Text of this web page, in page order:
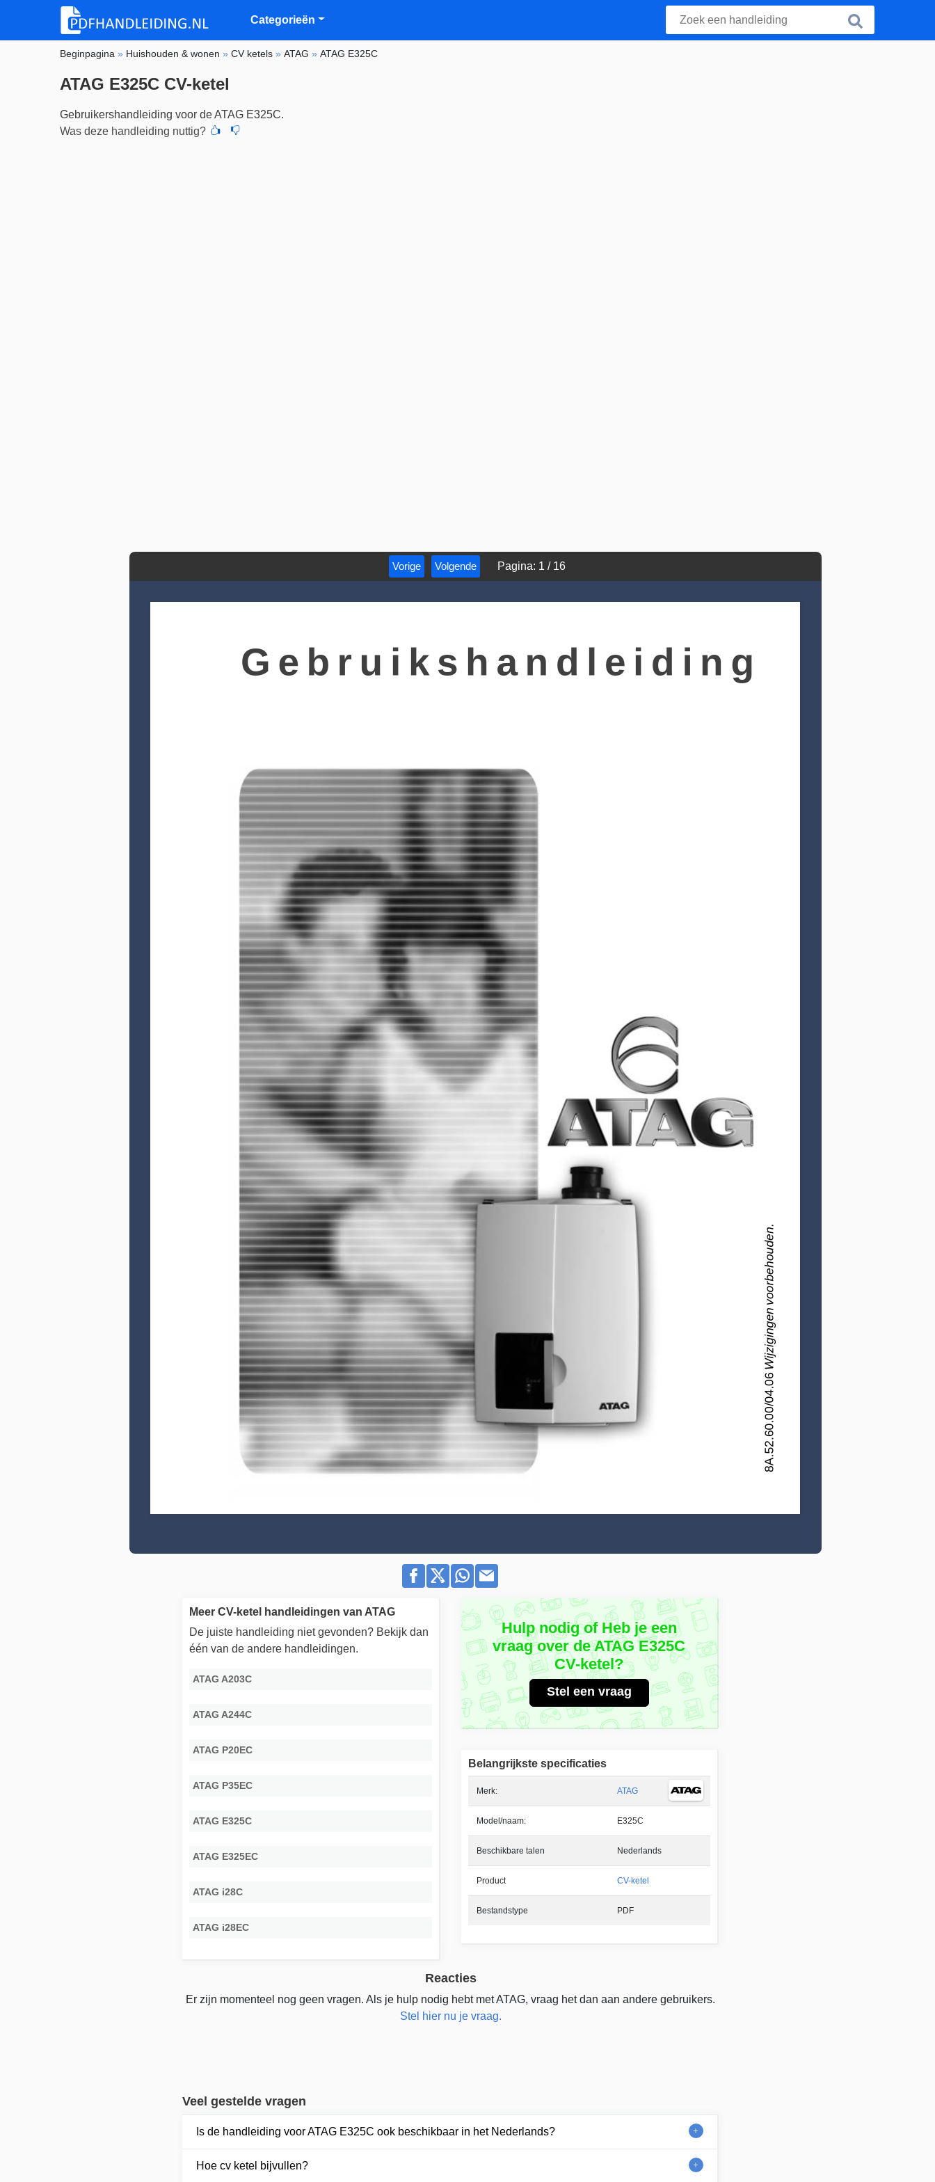
Categorieën
Beginpagina » Huishouden & wonen »CV ketels »ATAG »ATAG E325C
ATAG E325C CV-ketel
Gebruikershandleiding voor de ATAG E325C.
Was deze handleiding nuttig?
Vorige Volgende Pagina: 1 / 16
Hulp nodig of Heb je een
vraag over de ATAG E325C
CV-ketel?
Stel een vraag
Belangrijkste specificaties
Merk: ATAG
Model/naam: E325C
Beschikbare talen Nederlands
Product CV-ketel
Bestandstype PDF
Meer CV-ketel handleidingen van ATAG
De juiste handleiding niet gevonden? Bekijk dan
één van de andere handleidingen.
ATAG A203C
ATAG A244C
ATAG P20EC
ATAG P35EC
ATAG E325C
ATAG E325EC
ATAG i28C
ATAG i28EC
Reacties
Er zijn momenteel nog geen vragen. Als je hulp nodig hebt met ATAG, vraag het dan aan andere gebruikers.
Stel hier nu je vraag.
Veel gestelde vragen
Is de handleiding voor ATAG E325C ook beschikbaar in het Nederlands?
Hoe cv ketel bijvullen?